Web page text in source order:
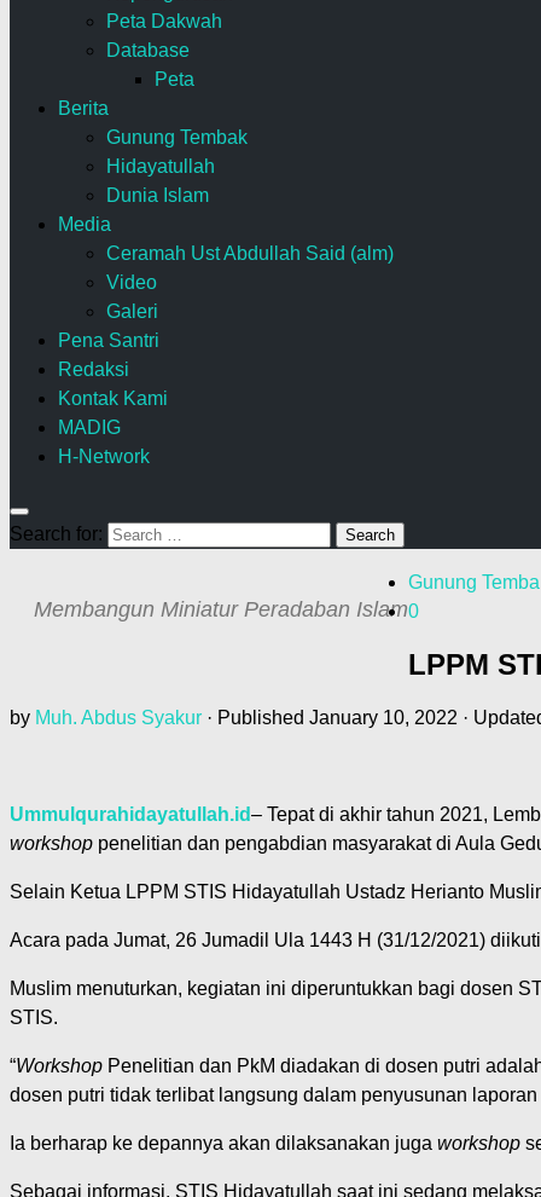
Peta Dakwah
Database
Peta
Berita
Gunung Tembak
Hidayatullah
Dunia Islam
Media
Ceramah Ust Abdullah Said (alm)
Video
Galeri
Pena Santri
Redaksi
Kontak Kami
MADIG
H-Network
Search for:
Membangun Miniatur Peradaban Islam
Gunung
0
LPPM
by Muh. Abdus Syakur · Published January 10, 2022 ·
Ummulqurahidayatullah.id– Tepat di akhir tahun 2021,
workshop penelitian dan pengabdian masyarakat di Aula
Selain Ketua LPPM STIS Hidayatullah Ustadz Herianto
Acara pada Jumat, 26 Jumadil Ula 1443 H (31/12/2021)
Muslim menuturkan, kegiatan ini diperuntukkan bagi dosen
STIS.
“Workshop Penelitian dan PkM diadakan di dosen putri
dosen putri tidak terlibat langsung dalam penyusunan
Ia berharap ke depannya akan dilaksanakan juga workshop
Sebagai informasi, STIS Hidayatullah saat ini sedang